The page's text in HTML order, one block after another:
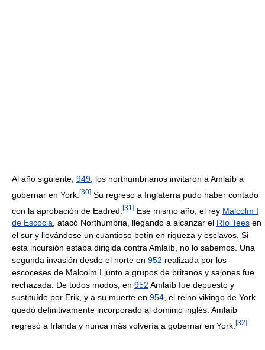
Al año siguiente, 949 , los northumbrianos invitaron a Amlaíb a
gobernar en York. [30] Su regreso a Inglaterra pudo haber contado
con la aprobación de Eadred. [31 ] Ese mismo año, el rey Malcolm I
de Escocia, atacó Northumbria, llegando a alcanzar el Río Tees en
el sur y llevándose un cuantioso botín en riqueza y esclavos. Si
esta incursión estaba dirigida contra Amlaíb, no lo sabemos. Una
segunda invasión desde el norte en 952 realizada por los
escoceses de Malcolm I junto a grupos de britanos y sajones fue
rechazada. De todos modos, en 952 Amlaíb fue depuesto y
sustituído por Erik, y a su muerte en 954, el reino vikingo de York
quedó definitivamente incorporado al dominio inglés. Amlaíb
regresó a Irlanda y nunca más volvería a gobernar en York. [32]